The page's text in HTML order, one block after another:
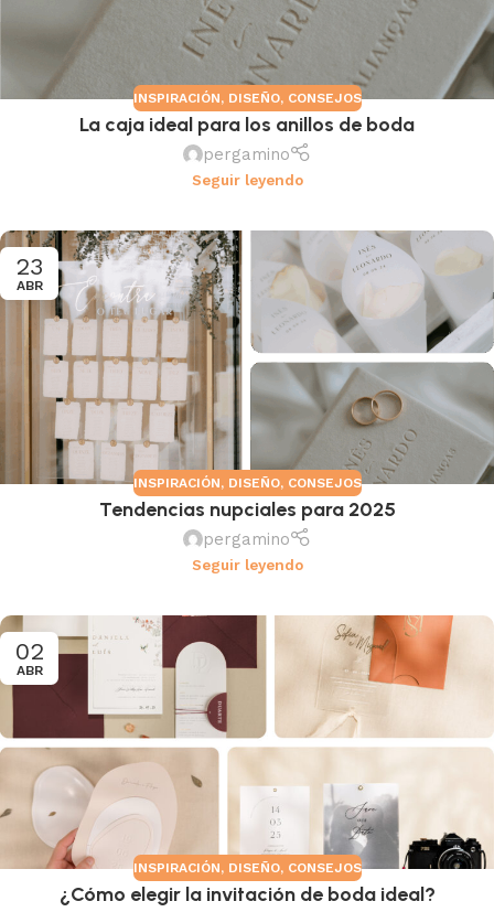
INSPIRACIÓN, DISEÑO, CONSEJOS
La caja ideal para los anillos de boda
pergamino
Seguir leyendo
23
ABR
INSPIRACIÓN, DISEÑO, CONSEJOS
Tendencias nupciales para 2025
pergamino
Seguir leyendo
02
ABR
INSPIRACIÓN, DISEÑO, CONSEJOS
¿Cómo elegir la invitación de boda ideal?